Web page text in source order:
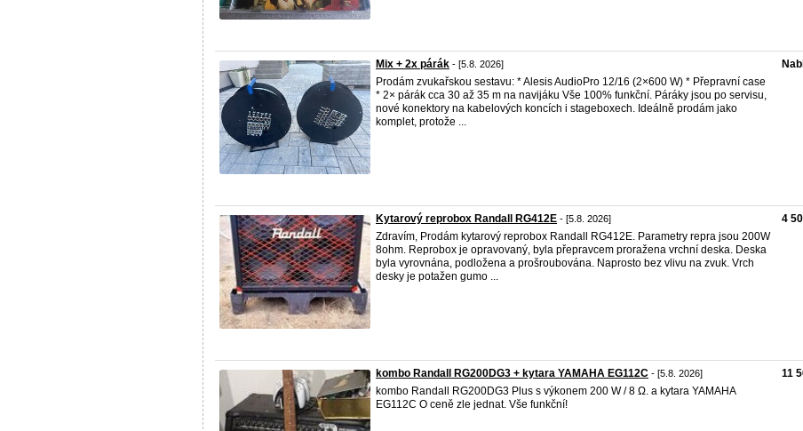
Mix + 2x párák - [5.8. 2026]
Prodám zvukařskou sestavu: * Alesis AudioPro 12/16 (2×600 W) * Přepravní case
* 2× párák cca 30 až 35 m na navijáku Vše 100% funkční. Páráky jsou po servisu,
nové konektory na kabelových koncích i stageboxech. Ideálně prodám jako
komplet, protože ...
Kytarový reprobox Randall RG412E - [5.8. 2026]
Zdravím, Prodám kytarový reprobox Randall RG412E. Parametry repra jsou 200W
8ohm. Reprobox je opravovaný, byla přepravcem proražena vrchní deska. Deska
byla vyrovnána, podložena a prošroubována. Naprosto bez vlivu na zvuk. Vrch
desky je potažen gumo ...
4
kombo Randall RG200DG3 + kytara YAMAHA EG112C - [5.8. 2026]
kombo Randall RG200DG3 Plus s výkonem 200 W / 8 Ω. a kytara YAMAHA
EG112C O ceně zle jednat. Vše funkční!
11